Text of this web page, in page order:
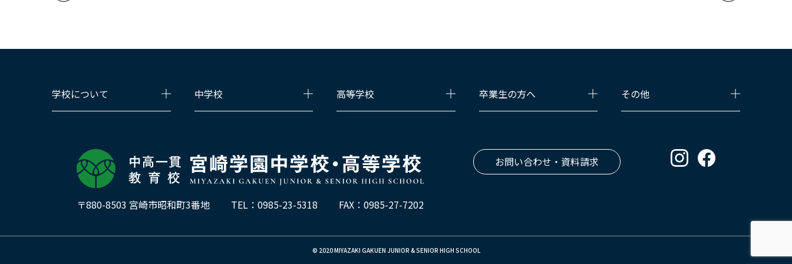
学校について 中学校 高等学校 卒業生の方へ その他
お問い合わせ・資料請求
〒880-8503 宮崎市昭和町3番地 TEL：0985-23-5318 FAX：0985-27-7202
© 2020 MIYAZAKI GAKUEN JUNIOR & SENIOR HIGH SCHOOL